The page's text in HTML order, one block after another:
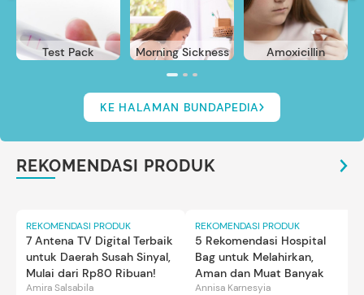
Test Pack Morning Sickness Amoxicillin
KE HALAMAN BUNDAPEDIA
REKOMENDASI PRODUK
REKOMENDASI PRODUK
7 Antena TV Digital Terbaik
untuk Daerah Susah Sinyal,
Mulai dari Rp80 Ribuan!
Amira Salsabila
REKOMENDASI PRODUK
5 Rekomendasi Hospital
Bag untuk Melahirkan,
Aman dan Muat Banyak
Annisa Karnesyia